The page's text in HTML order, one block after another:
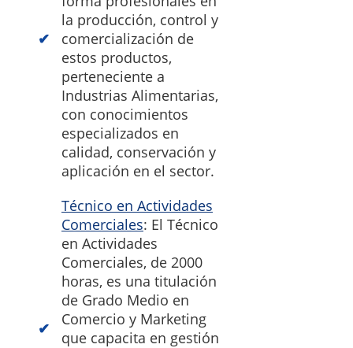
la producción, control y
comercialización de
estos productos,
perteneciente a
Industrias Alimentarias,
con conocimientos
especializados en
calidad, conservación y
aplicación en el sector.
Técnico en Actividades
Comerciales: El Técnico
en Actividades
Comerciales, de 2000
horas, es una titulación
de Grado Medio en
Comercio y Marketing
que capacita en gestión